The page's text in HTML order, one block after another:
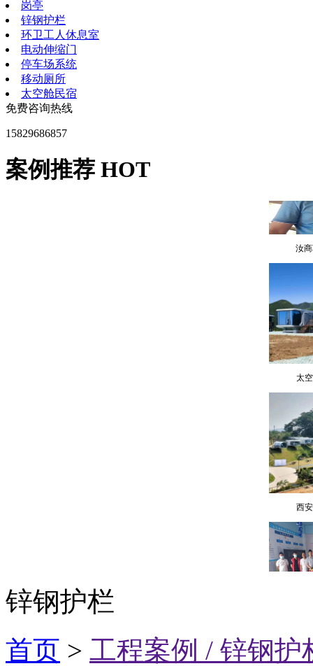
岗亭
锌钢护栏
环卫工人休息室
电动伸缩门
停车场系统
移动厕所
太空舱民宿
免费咨询热线
15829686857
案例推荐 HOT
汝
太
西
锌钢护栏
首页 > 工程案例 / 锌钢护